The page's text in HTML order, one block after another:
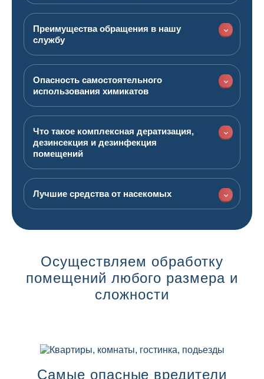
Преимущества обращения в нашу
службу
Опасность самостоятельного
использования химикатов
Что такое комплексная дератизация,
дезинсекция и дезинфекция
помещений
Лучшие средства от насекомых
Осуществляем обработку
помещений любого размера и
сложности
Квартиры, комнаты, гостинка, подьезды
Самые опасные вредители